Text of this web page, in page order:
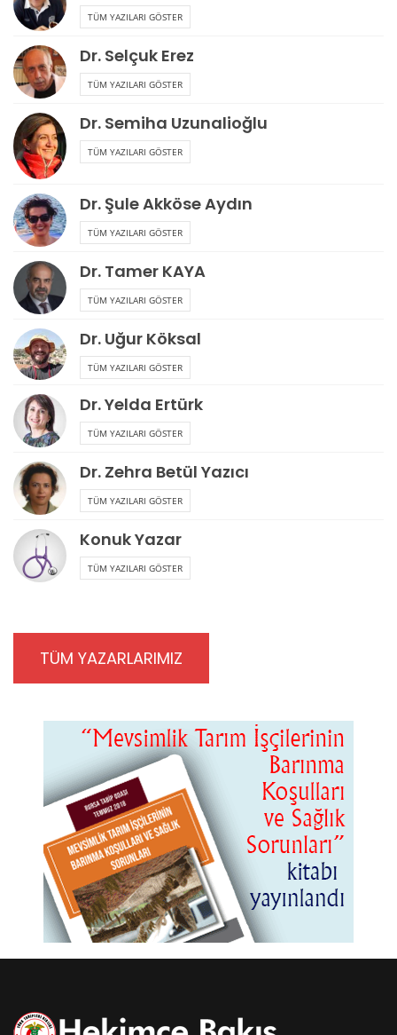
TÜM YAZILARI GÖSTER
Dr. Selçuk Erez
TÜM YAZILARI GÖSTER
Dr. Semiha Uzunalioğlu
TÜM YAZILARI GÖSTER
Dr. Şule Akköse Aydın
TÜM YAZILARI GÖSTER
Dr. Tamer KAYA
TÜM YAZILARI GÖSTER
Dr. Uğur Köksal
TÜM YAZILARI GÖSTER
Dr. Yelda Ertürk
TÜM YAZILARI GÖSTER
Dr. Zehra Betül Yazıcı
TÜM YAZILARI GÖSTER
Konuk Yazar
TÜM YAZILARI GÖSTER
TÜM YAZARLARIMIZ